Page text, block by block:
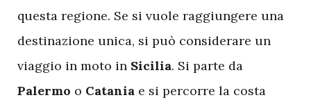
questa regione. Se si vuole raggiungere una
destinazione unica, si può considerare un
viaggio in moto in Sicilia. Si parte da
Palermo o Catania e si percorre la costa